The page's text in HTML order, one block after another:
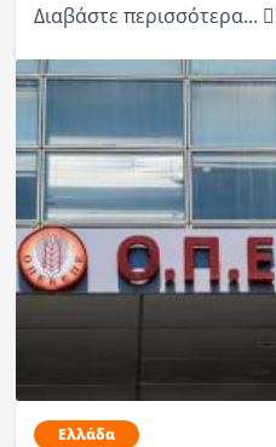
Διαβάστε περισσότερα...
Ελλάδα